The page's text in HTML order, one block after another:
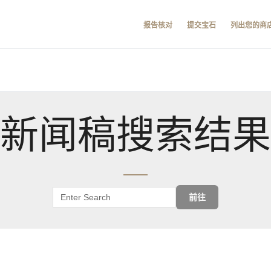
报告核对 提交宝石 列出您的商
新闻稿搜索结果
前往